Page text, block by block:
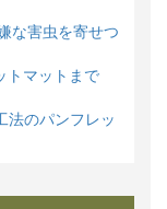
な害虫を寄せつ
トマットまで
法のパンフレッ